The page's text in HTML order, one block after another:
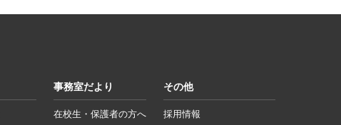
事務室だより
在校生・保護者の方へ
その他
採用情報